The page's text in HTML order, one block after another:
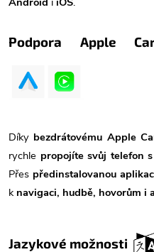
Podpora Apple
Díky bezdrátovému Apple
rychle propojíte svůj telefon
Přes předinstalovanou
k navigaci, hudbě, hovorům i
Jazykové možnosti